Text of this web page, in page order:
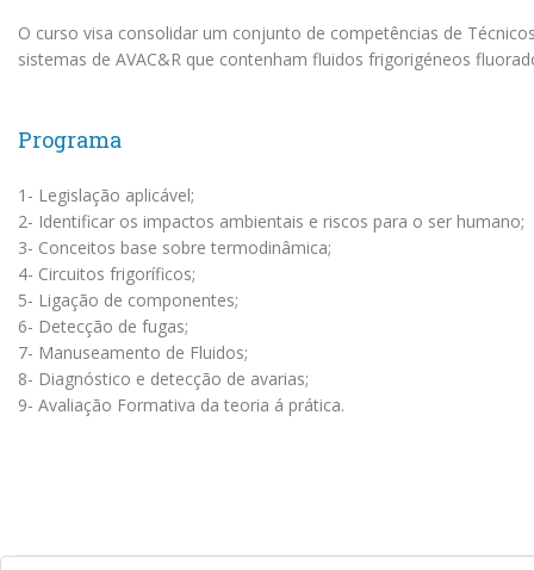
O curso visa consolidar um conjunto de competências de
sistemas de AVAC&R que contenham fluidos frigorigéneos
Programa
1- Legislação aplicável;
2- Identificar os impactos ambientais e riscos para o ser humano;
3- Conceitos base sobre termodinâmica;
4- Circuitos frigoríficos;
5- Ligação de componentes;
6- Detecção de fugas;
7- Manuseamento de Fluidos;
8- Diagnóstico e detecção de avarias;
9- Avaliação Formativa da teoria á prática.